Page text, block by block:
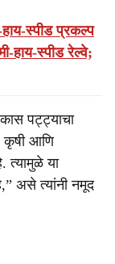
स्पीड प्रकल्प
हाय-स्पीड रेल्वे;
पट्ट्याचा
कृषी आणि
त्यामुळे या
असे त्यांनी नमूद